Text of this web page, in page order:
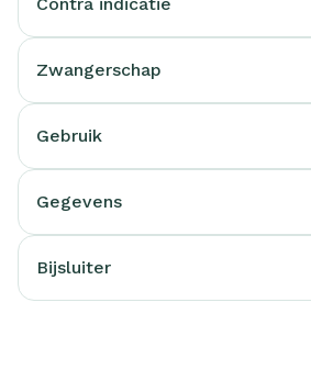
Zwangerschap
Gebruik
Gegevens
Bijsluiter